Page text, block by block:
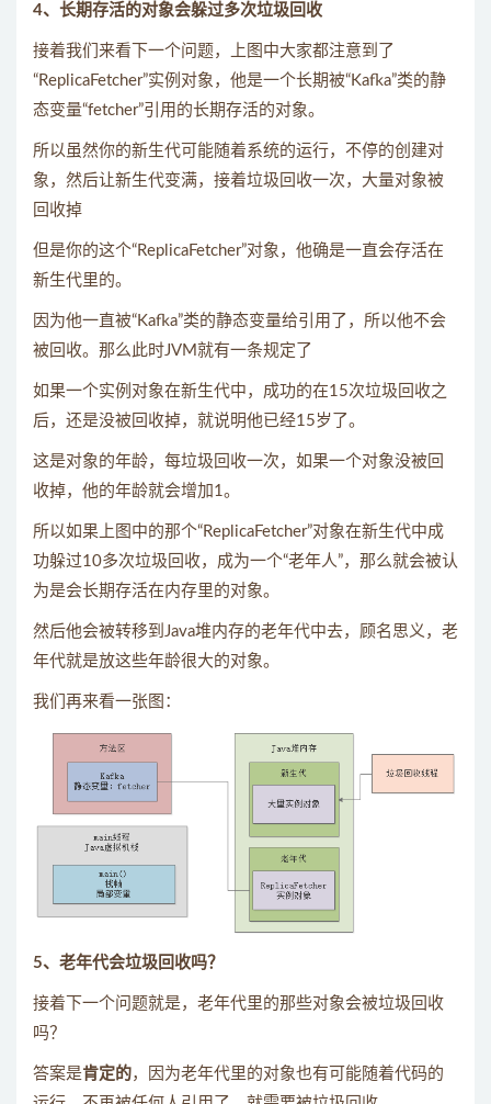
4、长期存活的对象会躲过多次垃圾回收
接着我们来看下一个问题，上图中大家都注意到了
“ReplicaFetcher”实例对象，他是一个长期被“Kafka”类的静
态变量“fetcher”引用的长期存活的对象。
所以虽然你的新生代可能随着系统的运行，不停的创建对
象，然后让新生代变满，接着垃圾回收一次，大量对象被
回收掉
但是你的这个“ReplicaFetcher”对象，他确是一直会存活在
新生代里的。
因为他一直被“Kafka”类的静态变量给引用了，所以他不会
被回收。那么此时JVM就有一条规定了
如果一个实例对象在新生代中，成功的在15次垃圾回收之
后，还是没被回收掉，就说明他已经15岁了。
这是对象的年龄，每垃圾回收一次，如果一个对象没被回
收掉，他的年龄就会增加1。
所以如果上图中的那个“ReplicaFetcher”对象在新生代中成
功躲过10多次垃圾回收，成为一个“老年人”，那么就会被认
为是会长期存活在内存里的对象。
然后他会被转移到Java堆内存的老年代中去，顾名思义，老
年代就是放这些年龄很大的对象。
我们再来看一张图：
5、老年代会垃圾回收吗？
接着下一个问题就是，老年代里的那些对象会被垃圾回收
吗？
答案是肯定的，因为老年代里的对象也有可能随着代码的